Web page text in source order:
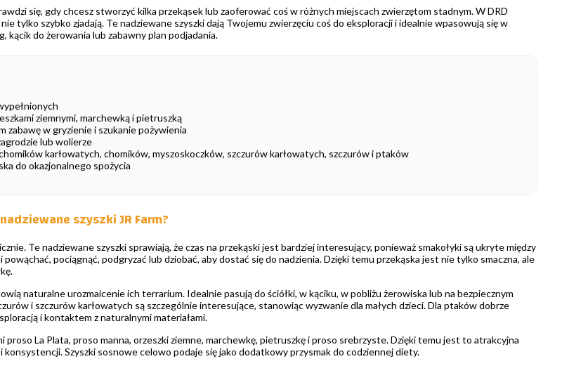
się, gdy chcesz stworzyć kilka przekąsek lub zaoferować coś w różnych miejscach zwierzętom stadnym. W DRD
tylko szybko zjadają. Te nadziewane szyszki dają Twojemu zwierzęciu coś do eksploracji i idealnie wpasowują się w
kącik do żerowania lub zabawny plan podjadania.
ziemnymi, marchewką i pietruszką
zabawę w gryzienie i szukanie pożywienia
lub wolierze
karłowatych, chomików, myszoskoczków, szczurów karłowatych, szczurów i ptaków
do okazjonalnego spożycia
szyszki JR Farm?
Te nadziewane szyszki sprawiają, że czas na przekąski jest bardziej interesujący, ponieważ smakołyki są ukryte między
powąchać, pociągnąć, podgryzać lub dziobać, aby dostać się do nadzienia. Dzięki temu przekąska jest nie tylko smaczna, ale
naturalne urozmaicenie ich terrarium. Idealnie pasują do ściółki, w kąciku, w pobliżu żerowiska lub na bezpiecznym
i szczurów karłowatych są szczególnie interesujące, stanowiąc wyzwanie dla małych dzieci. Dla ptaków dobrze
i kontaktem z naturalnymi materiałami.
proso La Plata, proso manna, orzeszki ziemne, marchewkę, pietruszkę i proso srebrzyste. Dzięki temu jest to atrakcyjna
konsystencji. Szyszki sosnowe celowo podaje się jako dodatkowy przysmak do codziennej diety.